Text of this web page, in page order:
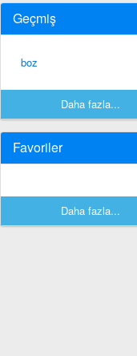
Geçmiş
boz
Daha fazla...
Favoriler
Daha fazla...